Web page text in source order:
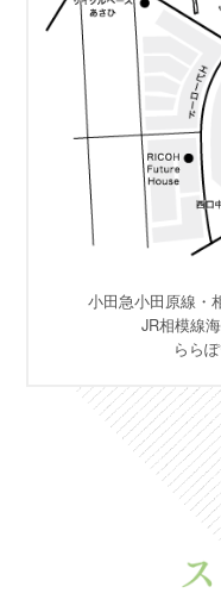
小田急小田原線・
JR相模線
らら